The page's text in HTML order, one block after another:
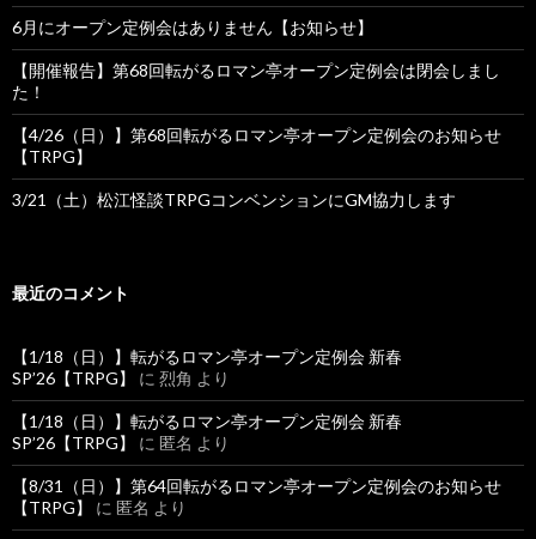
6月にオープン定例会はありません【お知らせ】
【開催報告】第68回転がるロマン亭オープン定例会は閉会しまし
た！
【4/26（日）】第68回転がるロマン亭オープン定例会のお知らせ
【TRPG】
3/21（土）松江怪談TRPGコンベンションにGM協力します
最近のコメント
【1/18（日）】転がるロマン亭オープン定例会 新春
SP’26【TRPG】
に 烈角 より
【1/18（日）】転がるロマン亭オープン定例会 新春
SP’26【TRPG】
に 匿名 より
【8/31（日）】第64回転がるロマン亭オープン定例会のお知らせ
【TRPG】
に 匿名 より